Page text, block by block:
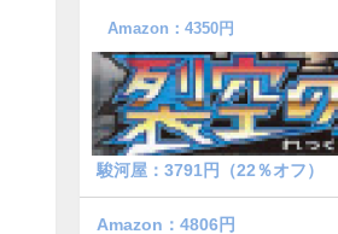
Amazon：4350円
駿河屋：3791円（22％オフ）
Amazon：4806円